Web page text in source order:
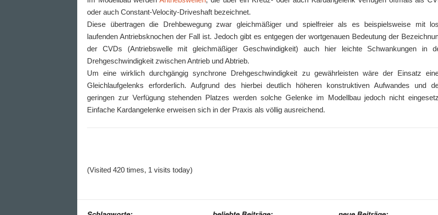
oder auch Constant-Velocity-Driveshaft bezeichnet.
Diese übertragen die Drehbewegung zwar gleichmäßiger und spielfreier als es beispielsweise mit
laufenden Antriebsknochen der Fall ist. Jedoch gibt es entgegen der wortgenauen Bedeutung der
der CVDs (Antriebswelle mit gleichmäßiger Geschwindigkeit) auch hier leichte Schwankungen in
Drehgeschwindigkeit zwischen Antrieb und Abtrieb.
Um eine wirklich durchgängig synchrone Drehgeschwindigkeit zu gewährleisten wäre der Einsatz
Gleichlaufgelenks erforderlich. Aufgrund des hierbei deutlich höheren konstruktiven Aufwandes und
geringen zur Verfügung stehenden Platzes werden solche Gelenke im Modellbau jedoch nicht
Einfache Kardangelenke erweisen sich in der Praxis als völlig ausreichend.
(Visited 420 times, 1 visits today)